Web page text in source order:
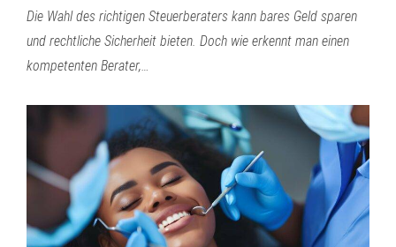
Die Wahl des richtigen Steuerberaters kann bares Geld sparen
und rechtliche Sicherheit bieten. Doch wie erkennt man einen
kompetenten Berater,…